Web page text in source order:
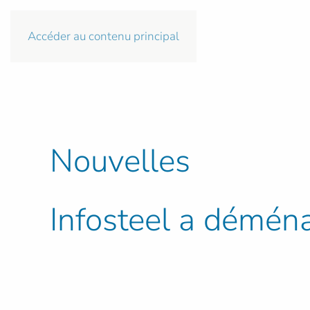
Accéder au contenu principal
Nouvelles
Infosteel a